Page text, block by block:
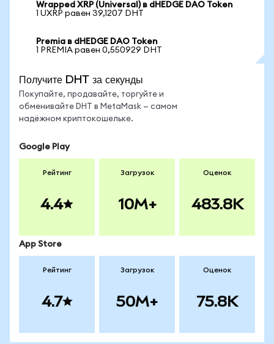
Wrapped XRP (Universal) в dHEDGE DAO Token
1 UXRP равен 39,1207 DHT
Premia в dHEDGE DAO Token
1 PREMIA равен 0,550929 DHT
Получите DHT за секунды
Покупайте, продавайте, торгуйте и
обменивайте DHT в MetaMask — самом
надёжном криптокошельке.
Google Play
Рейтинг
4.4
Загрузок
10M+
Оценок
483.8K
App Store
Рейтинг
4.7
Загрузок
50M+
Оценок
75.8K